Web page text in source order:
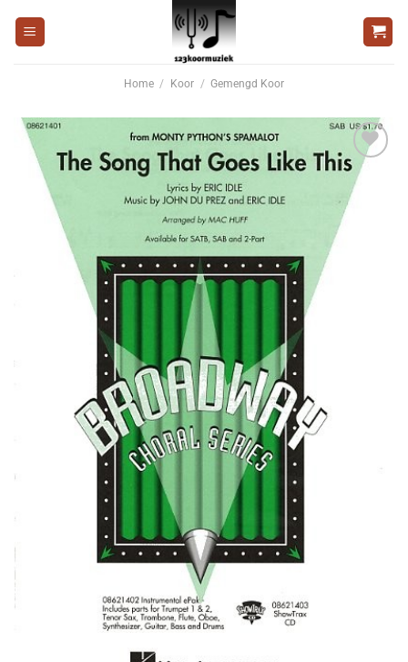
naar
Home / Koor / Gemengd Koor
Voeg
toe aan
wenslijst